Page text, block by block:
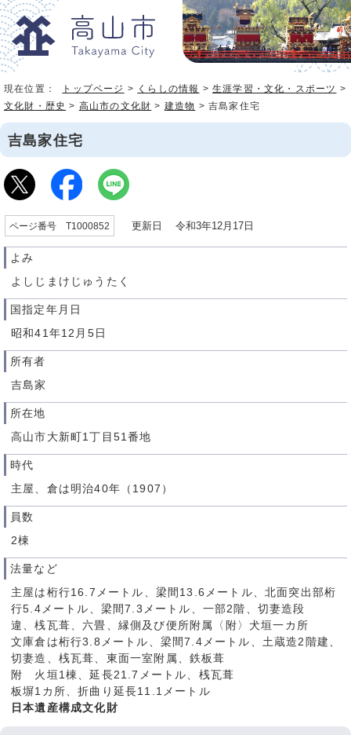
現在位置： トップページ > くらしの情報 >生涯学習・文化・スポーツ >
文化財・歴史 > 高山市の文化財 > 建造物 > 吉島家住宅
吉島家住宅
ページ番号 T1000852 更新日 令和3年12月17日
よみ
よしじまけじゅうたく
国指定年月日
昭和41年12月5日
所有者
吉島家
所在地
高山市大新町1丁目51番地
時代
主屋、倉は明治40年（1907）
員数
2棟
法量など
主屋は桁行16.7メートル、梁間13.6メートル、北面突出部桁
行5.4メートル、梁間7.3メートル、一部2階、切妻造段
違、桟瓦葺、六畳、縁側及び便所附属〈附〉犬垣一カ所
文庫倉は桁行3.8メートル、梁間7.4メートル、土蔵造2階建、
切妻造、桟瓦葺、東面一室附属、鉄板葺
附 火垣1棟、延長21.7メートル、桟瓦葺
板塀1カ所、折曲り延長11.1メートル
日本遺産構成文化財